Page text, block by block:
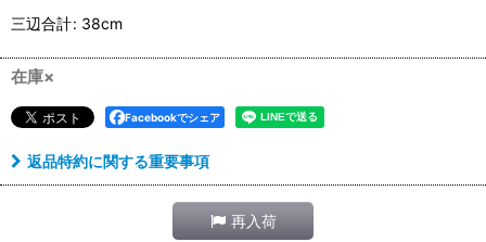
三辺合計: 38cm
在庫×
Facebookでシェア
返品特約に関する重要事項
再入荷